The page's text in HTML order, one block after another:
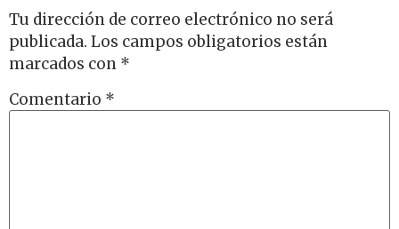
Tu dirección de correo electrónico no será
publicada. Los campos obligatorios están
marcados con *
Comentario *